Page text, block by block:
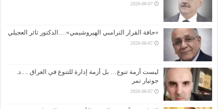
2026-08-07
«حافة القرار الترامبي الهيروشيمي»….الدكتور ثائر العجيلي
2026-08-07
ليست أزمة تنوع… بل أزمة إدارة للتنوع في العراق .. ..د.
جوتيار تمر
2026-08-07